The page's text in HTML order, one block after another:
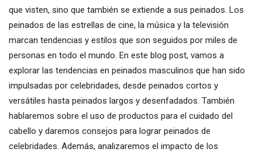
que visten, sino que también se extiende a sus peinados. Los
peinados de las estrellas de cine, la música y la televisión
marcan tendencias y estilos que son seguidos por miles de
personas en todo el mundo. En este blog post, vamos a
explorar las tendencias en peinados masculinos que han sido
impulsadas por celebridades, desde peinados cortos y
versátiles hasta peinados largos y desenfadados. También
hablaremos sobre el uso de productos para el cuidado del
cabello y daremos consejos para lograr peinados de
celebridades. Además, analizaremos el impacto de los